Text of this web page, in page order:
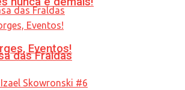
das Fraldas
Eventos!